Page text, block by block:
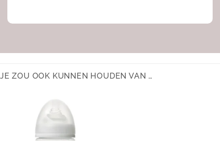
JE ZOU OOK KUNNEN HOUDEN VAN …